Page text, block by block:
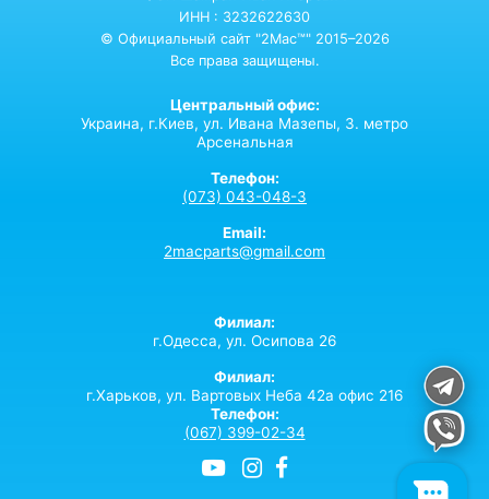
ИНН : 3232622630
© Официальный сайт "2Mac™" 2015–2026
Все права защищены.
Центральный офис:
Украина, г.Киев, ул. Ивана Мазепы, 3. метро
Арсенальная
Телефон:
(073) 043-048-3
Email:
2macparts@gmail.com
Филиал:
г.Одесса, ул. Осипова 26
Филиал:
г.Харьков, ул. Вартовых Неба 42а офис 216
Телефон:
(067) 399-02-34